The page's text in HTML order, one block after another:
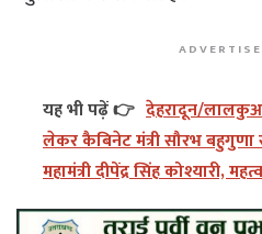
यह भी पढ़ें 👉 देहरादून/
लेकर कैबिनेट मंत्री सौरभ
महामंत्री दीपेंद्र सिंह कोश्यारी,